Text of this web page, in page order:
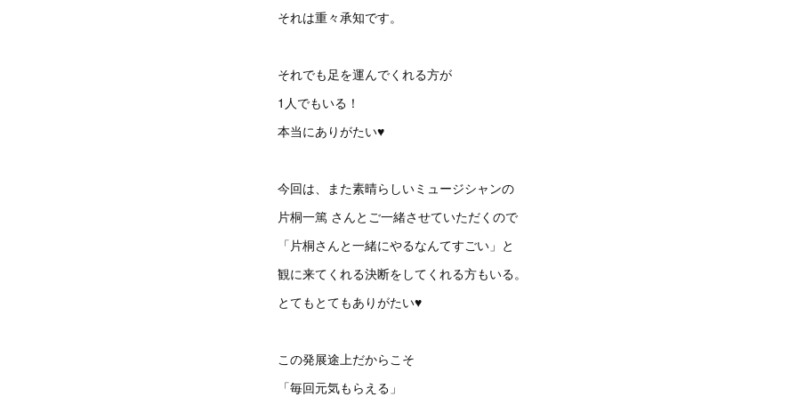
それは重々承知です。
それでも足を運んでくれる方が
1人でもいる！
本当にありがたい♥
今回は、また素晴らしいミュージシャンの
片桐一篤 さんとご一緒させていただくので
「片桐さんと一緒にやるなんてすごい」と
観に来てくれる決断をしてくれる方もいる。
とてもとてもありがたい♥
この発展途上だからこそ
「毎回元気もらえる」